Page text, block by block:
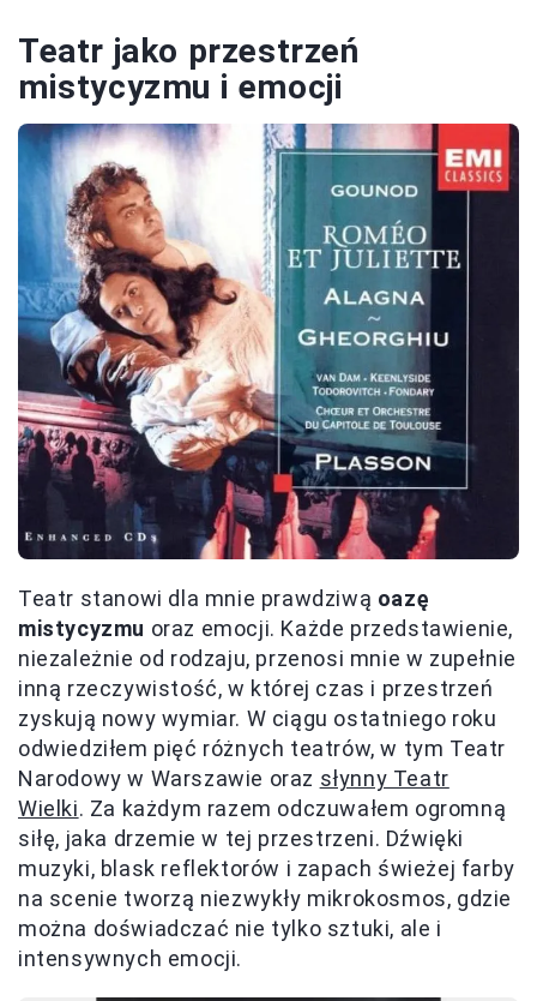
Teatr jako przestrzeń
mistycyzmu i emocji
Teatr stanowi dla mnie prawdziwą oazę
mistycyzmu oraz emocji. Każde przedstawienie,
niezależnie od rodzaju, przenosi mnie w zupełnie
inną rzeczywistość, w której czas i przestrzeń
zyskują nowy wymiar. W ciągu ostatniego roku
odwiedziłem pięć różnych teatrów, w tym Teatr
Narodowy w Warszawie oraz słynny Teatr
Wielki. Za każdym razem odczuwałem ogromną
siłę, jaka drzemie w tej przestrzeni. Dźwięki
muzyki, blask reflektorów i zapach świeżej farby
na scenie tworzą niezwykły mikrokosmos, gdzie
można doświadczać nie tylko sztuki, ale i
intensywnych emocji.